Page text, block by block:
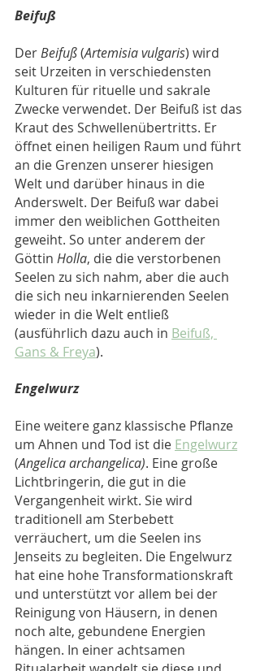
Beifuß
Der Beifuß (Artemisia vulgaris) wird
seit Urzeiten in verschiedensten
Kulturen für rituelle und sakrale
Zwecke verwendet. Der Beifuß ist das
Kraut des Schwellenübertritts. Er
öffnet einen heiligen Raum und führt
an die Grenzen unserer hiesigen
Welt und darüber hinaus in die
Anderswelt. Der Beifuß war dabei
immer den weiblichen Gottheiten
geweiht. So unter anderem der
Göttin Holla, die die verstorbenen
Seelen zu sich nahm, aber die auch
die sich neu inkarnierenden Seelen
wieder in die Welt entließ
(ausführlich dazu auch in Beifuß,
Gans & Freya).
Engelwurz
Eine weitere ganz klassische Pflanze
um Ahnen und Tod ist die Engelwurz
(Angelica archangelica). Eine große
Lichtbringerin, die gut in die
Vergangenheit wirkt. Sie wird
traditionell am Sterbebett
verräuchert, um die Seelen ins
Jenseits zu begleiten. Die Engelwurz
hat eine hohe Transformationskraft
und unterstützt vor allem bei der
Reinigung von Häusern, in denen
noch alte, gebundene Energien
hängen. In einer achtsamen